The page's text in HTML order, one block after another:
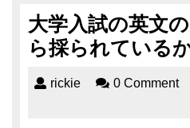
大学入試の英文
ら採られている
rickie 0 Comment